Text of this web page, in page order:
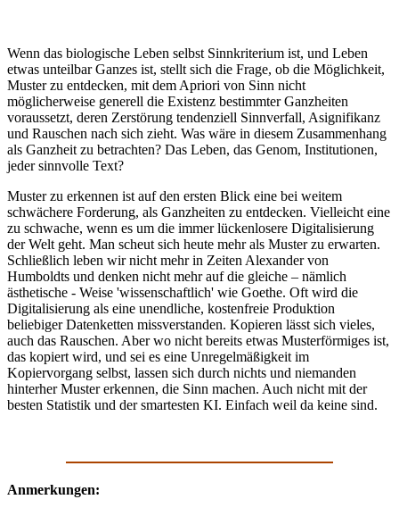
Wenn das biologische Leben selbst Sinnkriterium ist, und Leben
etwas unteilbar Ganzes ist, stellt sich die Frage, ob die Möglichkeit,
Muster zu entdecken, mit dem Apriori von Sinn nicht
möglicherweise generell die Existenz bestimmter Ganzheiten
voraussetzt, deren Zerstörung tendenziell Sinnverfall, Asignifikanz
und Rauschen nach sich zieht. Was wäre in diesem Zusammenhang
als Ganzheit zu betrachten? Das Leben, das Genom, Institutionen,
jeder sinnvolle Text?
Muster zu erkennen ist auf den ersten Blick eine bei weitem
schwächere Forderung, als Ganzheiten zu entdecken. Vielleicht eine
zu schwache, wenn es um die immer lückenlosere Digitalisierung
der Welt geht. Man scheut sich heute mehr als Muster zu erwarten.
Schließlich leben wir nicht mehr in Zeiten Alexander von
Humboldts und denken nicht mehr auf die gleiche – nämlich
ästhetische - Weise 'wissenschaftlich' wie Goethe. Oft wird die
Digitalisierung als eine unendliche, kostenfreie Produktion
beliebiger Datenketten missverstanden. Kopieren lässt sich vieles,
auch das Rauschen. Aber wo nicht bereits etwas Musterförmiges ist,
das kopiert wird, und sei es eine Unregelmäßigkeit im
Kopiervorgang selbst, lassen sich durch nichts und niemanden
hinterher Muster erkennen, die Sinn machen. Auch nicht mit der
besten Statistik und der smartesten KI. Einfach weil da keine sind.
Anmerkungen: